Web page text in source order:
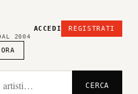
2004
ACCEDI REGISTRATI
CERCA